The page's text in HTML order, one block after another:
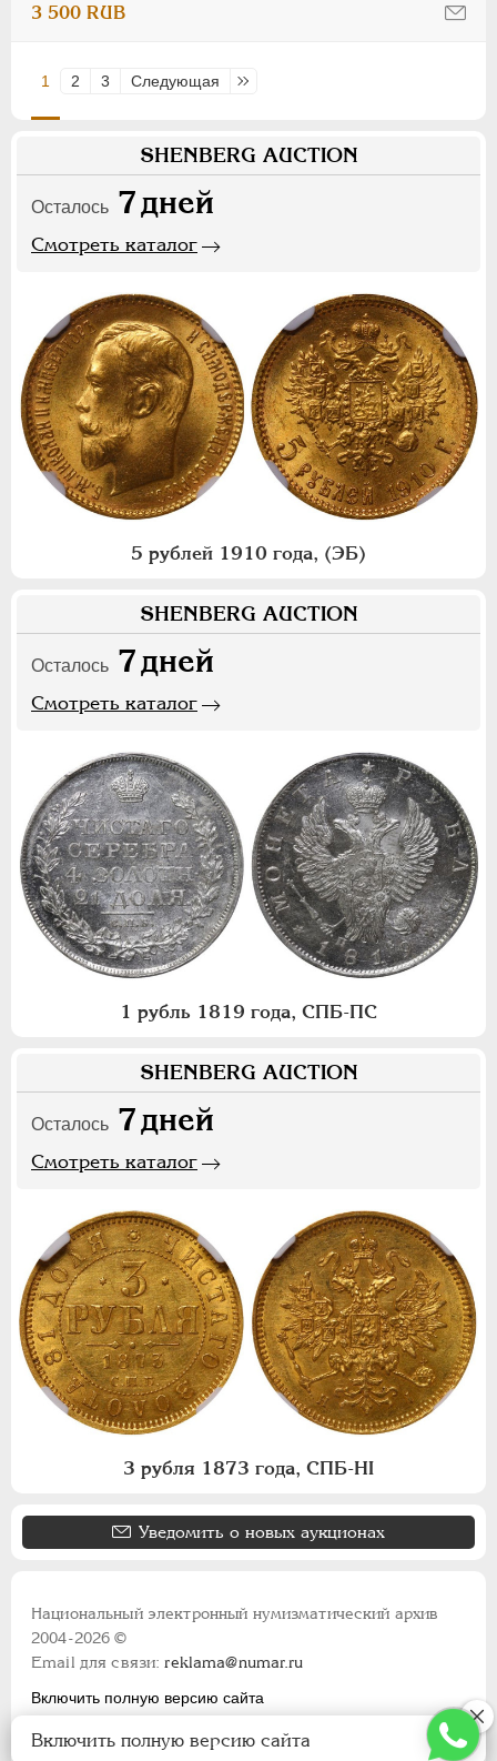
3 500 RUB
1 2 3 Следующая Последняя
SHENBERG AUCTION
Осталось 7дней
Смотреть каталог
5 рублей 1910 года, (ЭБ)
SHENBERG AUCTION
Осталось 7дней
Смотреть каталог
1 рубль 1819 года, СПБ-ПС
SHENBERG AUCTION
Осталось 7дней
Смотреть каталог
3 рубля 1873 года, СПБ-НI
Уведомить о новых аукционах
Национальный электронный нумизматический архив
2004-2026 ©
Email для связи:reklama@numar.ru
Включить полную версию сайта
Включить полную версию сайта